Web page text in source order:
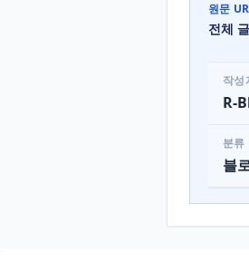
원문
전체
작성
R-
분류
블